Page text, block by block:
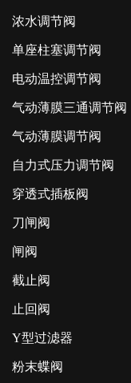
浓水调节阀
单座柱塞调节阀
电动温控调节阀
气动薄膜三通调节阀
气动薄膜调节阀
自力式压力调节阀
穿透式插板阀
刀闸阀
闸阀
截止阀
止回阀
Y型过滤器
粉末蝶阀